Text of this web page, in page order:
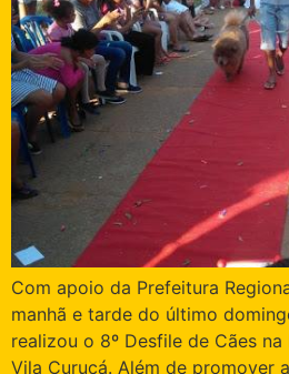
Com apoio da Prefeitura
manhã e tarde do último
realizou o 8º Desfile de Cães
Vila Curuçá. Além de promover